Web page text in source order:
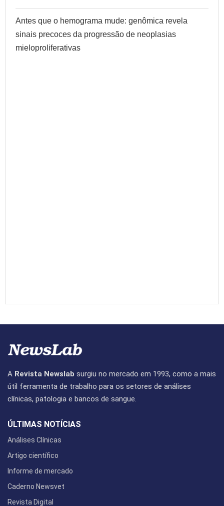
Antes que o hemograma mude: genômica revela
sinais precoces da progressão de neoplasias
mieloproliferativas
A Revista Newslab surgiu no mercado em 1993, como a mais
útil ferramenta de trabalho para os setores de análises
clínicas, patologia e bancos de sangue.
ÚLTIMAS NOTÍCIAS
Análises Clínicas
Artigo científico
Informe de mercado
Caderno Newsvet
Revista Digital